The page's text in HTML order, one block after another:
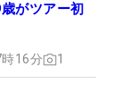
がツアー初
16分 1